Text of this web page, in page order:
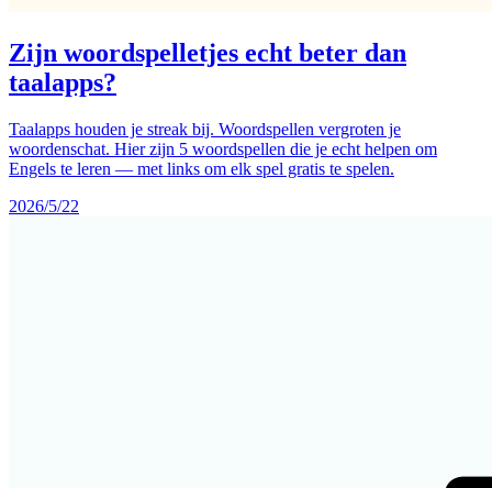
Zijn woordspelletjes echt beter dan
taalapps?
Taalapps houden je streak bij. Woordspellen vergroten je
woordenschat. Hier zijn 5 woordspellen die je echt helpen om
Engels te leren — met links om elk spel gratis te spelen.
2026/5/22